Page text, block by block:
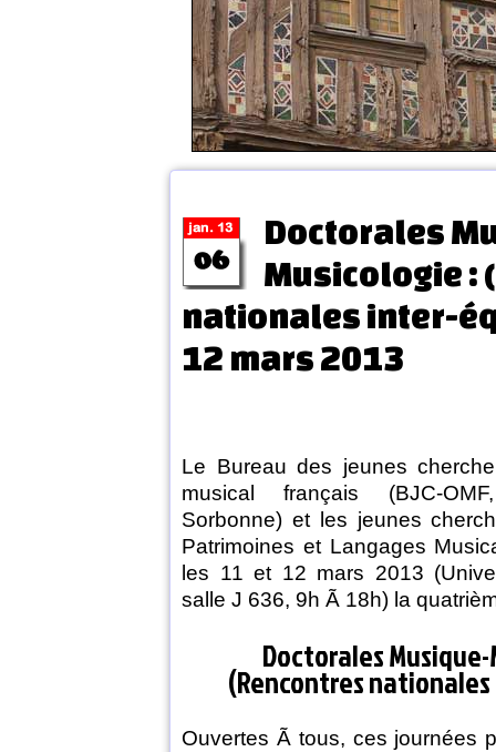
Doctorales
Musicologie :
nationales inter-
12 mars 2013
Le Bureau des jeunes
musical français (BJC-
Sorbonne) et les jeunes
Patrimoines et Langages
les 11 et 12 mars 2013
salle J 636, 9h Ã 18h) la
Doctorales
(Rencontres
Ouvertes Ã tous, ces journées